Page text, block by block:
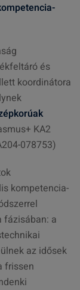
és
koordinátora
KA2
078753)
kompetencia-
fázisában: a
az idősek
frissen